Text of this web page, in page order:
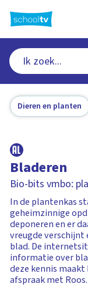
naar
hoofdinhoud
Dieren en planten
Bladeren
Bio-bits vmbo:
In de plantenkas
geheimzinnige
deponeren en er
vreugde verschijnt
blad. De
informatie over
deze kennis
afspraak met Roos.